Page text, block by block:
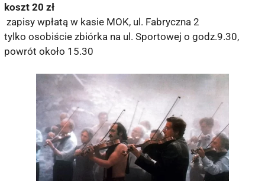
koszt 20 zł
zapisy wpłatą w kasie MOK, ul. Fabryczna 2
tylko osobiście zbiórka na ul. Sportowej o godz.9.30,
powrót około 15.30